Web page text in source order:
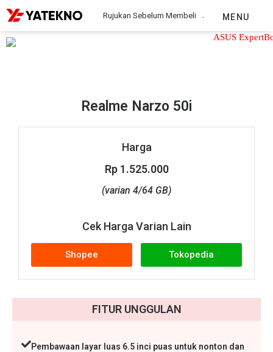
Rujukan Sebelum Membeli MENU
Realme Narzo 50i
Harga
Rp 1.525.000
(varian 4/64 GB)
Cek Harga Varian Lain
Shopee Tokopedia
FITUR UNGGULAN
Pembawaan layar luas 6.5 inci puas untuk nonton dan